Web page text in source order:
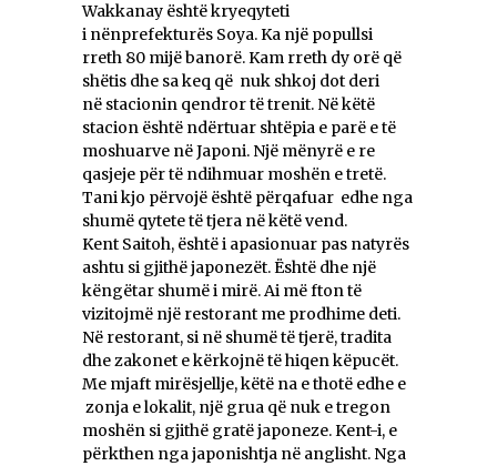
Wakkanay është kryeqyteti
i nënprefekturës Soya. Ka një popullsi
rreth 80 mijë banorë. Kam rreth dy orë që
shëtis dhe sa keq që nuk shkoj dot deri
në stacionin qendror të trenit. Në këtë
stacion është ndërtuar shtëpia e parë e të
moshuarve në Japoni. Një mënyrë e re
qasjeje për të ndihmuar moshën e tretë.
Tani kjo përvojë është përqafuar edhe nga
shumë qytete të tjera në këtë vend.
Kent Saitoh, është i apasionuar pas natyrës
ashtu si gjithë japonezët. Është dhe një
këngëtar shumë i mirë. Ai më fton të
vizitojmë një restorant me prodhime deti.
Në restorant, si në shumë të tjerë, tradita
dhe zakonet e kërkojnë të hiqen këpucët.
Me mjaft mirësjellje, këtë na e thotë edhe e
zonja e lokalit, një grua që nuk e tregon
moshën si gjithë gratë japoneze. Kent-i, e
përkthen nga japonishtja në anglisht. Nga